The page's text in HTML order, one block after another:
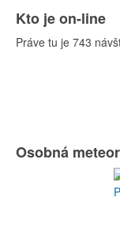
Kto je on-line
Práve tu je 743
Osobná